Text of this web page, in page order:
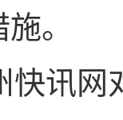
。
快讯网